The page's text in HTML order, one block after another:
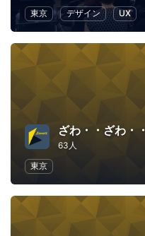
東京
デザイン UX
ざわ・・ざわ・・
63人
東京